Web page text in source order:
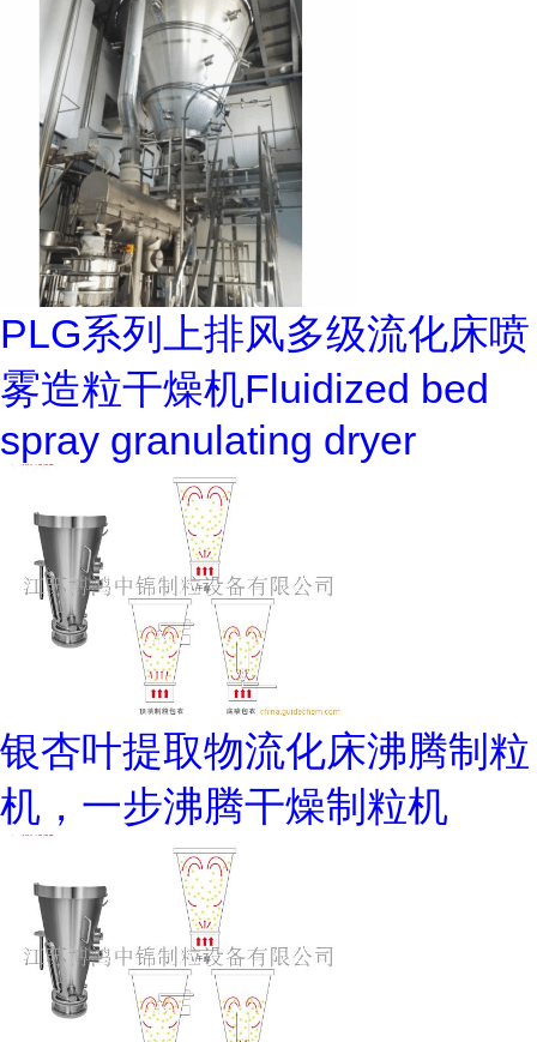
PLG系列上排风多级流化床喷
雾造粒干燥机Fluidized bed
spray granulating dryer
银杏叶提取物流化床沸腾制粒
机，一步沸腾干燥制粒机